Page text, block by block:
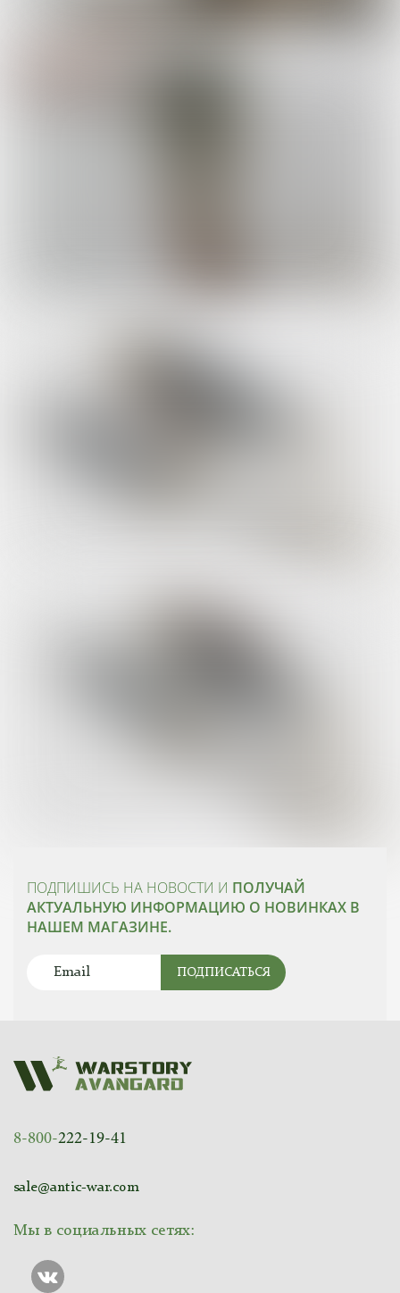
ПОДПИШИСЬ НА НОВОСТИ И ПОЛУЧАЙ
АКТУАЛЬНУЮ ИНФОРМАЦИЮ О НОВИНКАХ В
НАШЕМ МАГАЗИНЕ.
ПОДПИСАТЬСЯ
8-800-222-19-41
sale@antic-war.com
Мы в социальных сетях: